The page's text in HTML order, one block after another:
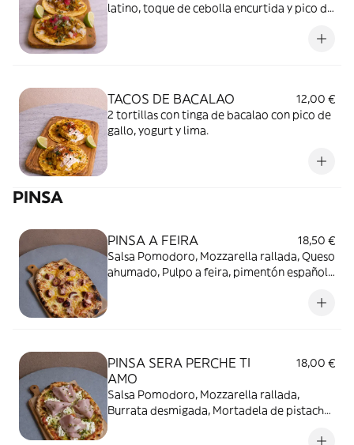
latino, toque de cebolla encurtida y pico de
TACOS DE BACALAO
12,00 €
2 tortillas con tinga de bacalao con pico de
gallo, yogurt y lima.
PINSA
PINSA A FEIRA
18,50 €
Salsa Pomodoro, Mozzarella rallada, Queso
ahumado, Pulpo a feira, pimentón español
PINSA SERA PERCHE TI
AMO
18,00 €
Salsa Pomodoro, Mozzarella rallada,
Burrata desmigada, Mortadela de pistacho,